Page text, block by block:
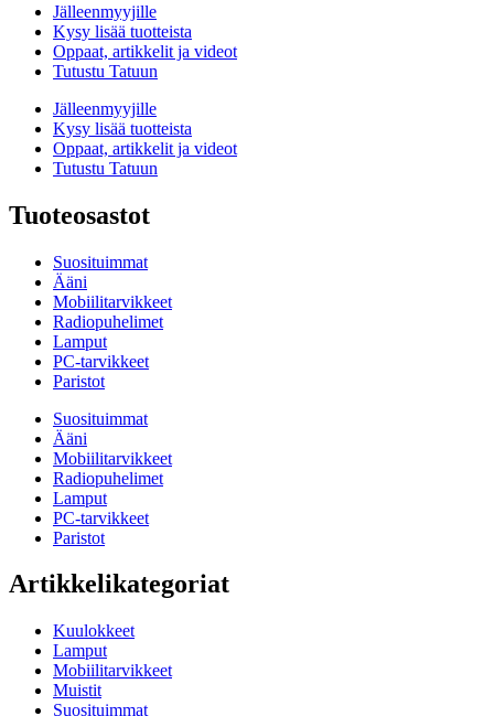
Jälleenmyyjille
Kysy lisää tuotteista
Oppaat, artikkelit ja videot
Tutustu Tatuun
Jälleenmyyjille
Kysy lisää tuotteista
Oppaat, artikkelit ja videot
Tutustu Tatuun
Tuoteosastot
Suosituimmat
Ääni
Mobiilitarvikkeet
Radiopuhelimet
Lamput
PC-tarvikkeet
Paristot
Suosituimmat
Ääni
Mobiilitarvikkeet
Radiopuhelimet
Lamput
PC-tarvikkeet
Paristot
Artikkelikategoriat
Kuulokkeet
Lamput
Mobiilitarvikkeet
Muistit
Suosituimmat